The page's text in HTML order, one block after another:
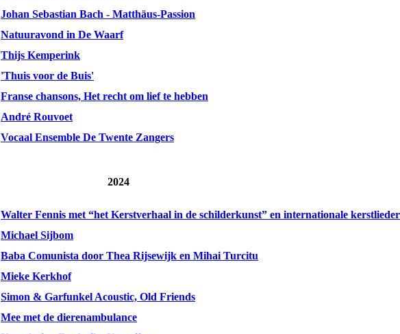
Johan Sebastian Bach - Matthäus-Passion
Natuuravond in De Waarf
Thijs Kemperink
'Thuis voor de Buis'
Franse chansons, Het recht om lief te hebben
André Rouvoet
Vocaal Ensemble De Twente Zangers
2024
Walter Fennis met “het Kerstverhaal in de schilderkunst” en internationale
Michael Sijbom
Baba Comunista door Thea Rijsewijk en Mihai Turcitu
Mieke Kerkhof
Simon & Garfunkel Acoustic, Old Friends
Mee met de dierenambulance